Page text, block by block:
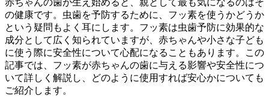
の健康です。虫歯を予防するために、フッ素を使うかどうか
という疑問もよく耳にします。フッ素は虫歯予防に効果的な
成分として広く知られていますが、赤ちゃんや小さな子ども
に使う際に安全性について心配になることもあります。この
記事では、フッ素が赤ちゃんの歯に与える影響や安全性につ
いて詳しく解説し、どのように使用すれば安心かについても
ご紹介します。